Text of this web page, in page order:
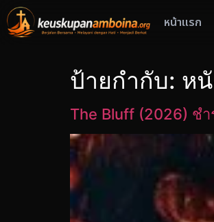
หน้าแรก
ป้ายกำกับ: ห
The Bluff (2026) ช